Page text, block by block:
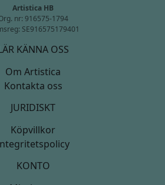
Artistica HB
nr: 916575-1794
SE916575179401
KÄNNA OSS
Om Artistica
Kontakta oss
JURIDISKT
Köpvillkor
KONTO